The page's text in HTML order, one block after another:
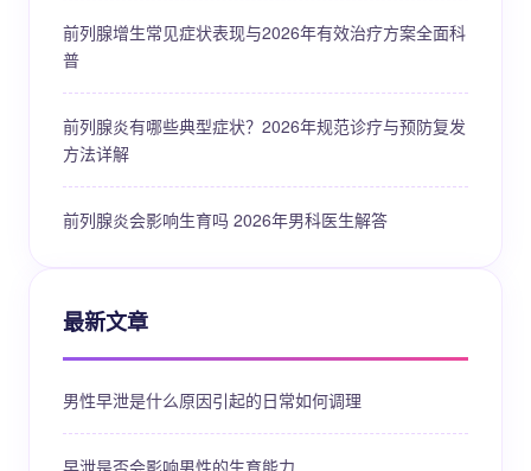
前列腺增生常见症状表现与2026年有效治疗方案全面科
普
前列腺炎有哪些典型症状？2026年规范诊疗与预防复发
方法详解
前列腺炎会影响生育吗 2026年男科医生解答
最新文章
男性早泄是什么原因引起的日常如何调理
早泄是否会影响男性的生育能力